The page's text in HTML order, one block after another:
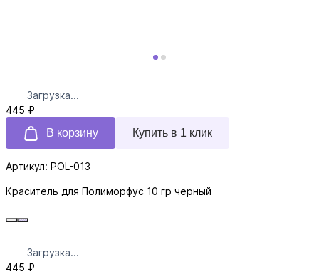
Загрузка...
445 ₽
В корзину
Купить в 1 клик
Артикул: POL-013
Краситель для Полиморфус 10 гр черный
Загрузка...
445 ₽